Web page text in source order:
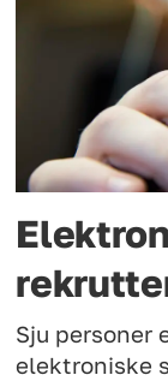
Sju personer
elektroniske